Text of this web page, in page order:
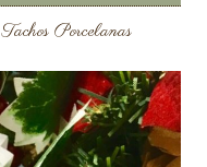
Tachos Porcelanas